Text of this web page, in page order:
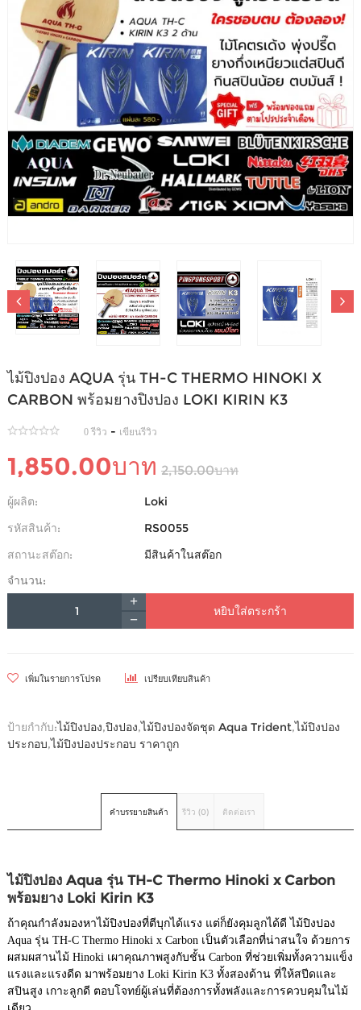
ไม้ปิงปอง AQUA รุ่น TH-C THERMO HINOKI X
CARBON พร้อมยางปิงปอง LOKI KIRIN K3
0 รีวิว - เขียนรีวิว
1,850.00บาท 2,150.00บาท
ผู้ผลิต:
Loki
รหัสสินค้า:
RS0055
สถานะสต๊อก:
มีสินค้าในสต๊อก
จำนวน:
หยิบใส่ตระกร้า
เพิ่มในรายการโปรด เปรียบเทียบสินค้า
ป้ายกำกับ:ไม้ปิงปอง,ปิงปอง,ไม้ปิงปองจัดชุด Aqua Trident,ไม้ปิงปอง
ประกอบ,ไม้ปิงปองประกอบ ราคาถูก
คำบรรยายสินค้า รีวิว (0) ติดต่อเรา
ไม้ปิงปอง Aqua รุ่น TH-C Thermo Hinoki x Carbon
พร้อมยาง Loki Kirin K3
ถ้าคุณกำลังมองหาไม้ปิงปองที่ตีบุกได้แรง แต่ก็ยังคุมลูกได้ดี ไม้ปิงปอง
Aqua รุ่น TH-C Thermo Hinoki x Carbon เป็นตัวเลือกที่น่าสนใจ ด้วยการ
ผสมผสานไม้ Hinoki เผาคุณภาพสูงกับชั้น Carbon ที่ช่วยเพิ่มทั้งความแข็ง
แรงและแรงดีด มาพร้อมยาง Loki Kirin K3 ทั้งสองด้าน ที่ให้สปีดและ
สปินสูง เกาะลูกดี ตอบโจทย์ผู้เล่นที่ต้องการทั้งพลังและการควบคุมในไม้